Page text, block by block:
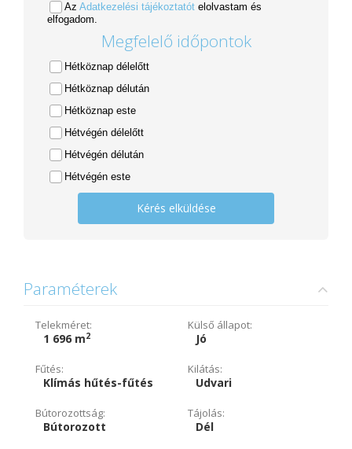
Az Adatkezelési tájékoztatót elolvastam és
elfogadom.
Megfelelő időpontok
Hétköznap délelőtt
Hétköznap délután
Hétköznap este
Hétvégén délelőtt
Hétvégén délután
Hétvégén este
Kérés elküldése
Paraméterek
Telekméret:
1 696 m2
Külső állapot:
Jó
Fűtés:
Klímás hűtés-fűtés
Kilátás:
Udvari
Bútorozottság:
Bútorozott
Tájolás:
Dél